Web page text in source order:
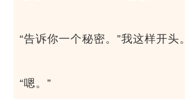
“告诉你一个秘密。”我这样开头。
“嗯。”